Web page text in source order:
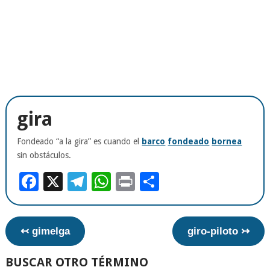
gira
Fondeado “a la gira” es cuando el barco fondeado bornea
sin obstáculos.
Facebook
X Telegram
WhatsApp
Print
↢ gimelga giro-piloto ↣
BUSCAR OTRO TÉRMINO